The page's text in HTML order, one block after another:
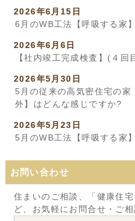
2026年6月15日
6月のWB工法【呼吸する家
2026年6月6日
【社内竣工完成検査】(４回
2026年5月30日
5月の従来の高気密住宅の
外】はどんな感じですか?
2026年5月23日
5月のWB工法【呼吸する家
お問い合わせ
住まいのご相談、「健康住
ど、お気軽にお問合せ・ご相